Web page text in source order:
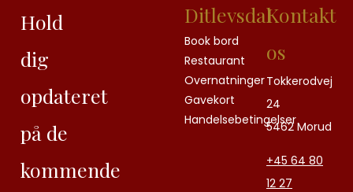
Hold
dig
opdateret
på de
kommende
Ditlevsdal
Book bord
Restaurant
Overnatninger
Gavekort
Handelsebetingelser
Kontakt
os
Tokkerodvej
24
5462 Morud
+45 64 80
12 27